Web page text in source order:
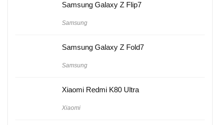
Samsung Galaxy Z Flip7
Samsung
Samsung Galaxy Z Fold7
Samsung
Xiaomi Redmi K80 Ultra
Xiaomi